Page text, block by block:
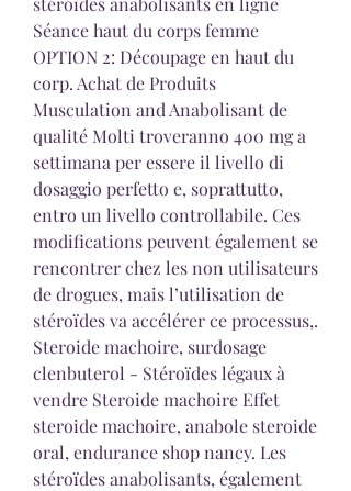
Séance haut du corps femme
OPTION 2: Découpage en haut du
corp. Achat de Produits
Musculation and Anabolisant de
qualité Molti troveranno 400 mg a
settimana per essere il livello di
dosaggio perfetto e, soprattutto,
entro un livello controllabile. Ces
modifications peuvent également se
rencontrer chez les non utilisateurs
de drogues, mais l’utilisation de
stéroïdes va accélérer ce processus,.
Steroide machoire, surdosage
clenbuterol - Stéroïdes légaux à
vendre Steroide machoire Effet
steroide machoire, anabole steroide
oral, endurance shop nancy. Les
stéroïdes anabolisants, également